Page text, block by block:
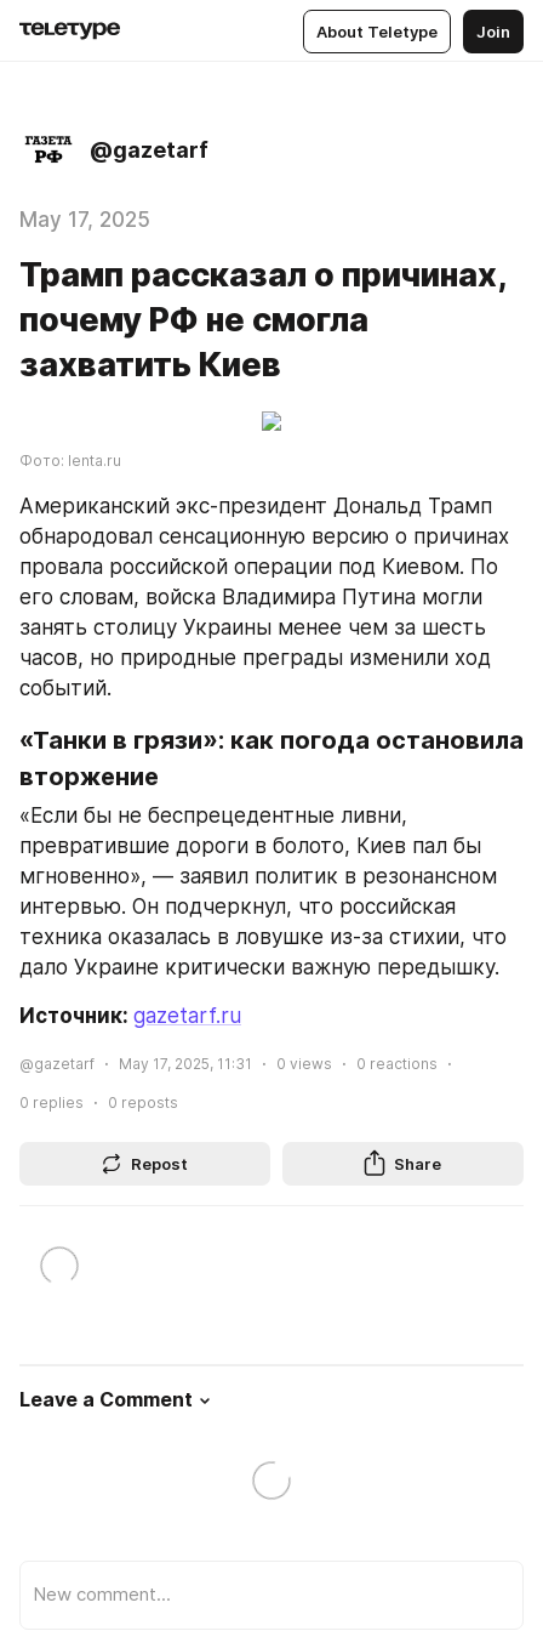
About Teletype Join
@gazetarf
May 17, 2025
Трамп рассказал о причинах,
почему РФ не смогла
захватить Киев
Фото: lenta.ru
Американский экс-президент Дональд Трамп
обнародовал сенсационную версию о причинах
провала российской операции под Киевом. По
его словам, войска Владимира Путина могли
занять столицу Украины менее чем за шесть
часов, но природные преграды изменили ход
событий.
«Танки в грязи»: как погода остановила
вторжение
«Если бы не беспрецедентные ливни,
превратившие дороги в болото, Киев пал бы
мгновенно», — заявил политик в резонансном
интервью. Он подчеркнул, что российская
техника оказалась в ловушке из-за стихии, что
дало Украине критически важную передышку.
Источник: gazetarf.ru
@gazetarf May 17, 2025, 11:31 0 views 0 reactions
0 replies 0 reposts
Repost Share
Leave a Comment